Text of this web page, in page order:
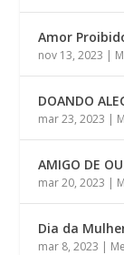
Amor
nov 13, 2023 |
DOANDO
mar 23, 2023 |
AMIGO DE
mar 20, 2023 |
Dia da
mar 8, 2023 |